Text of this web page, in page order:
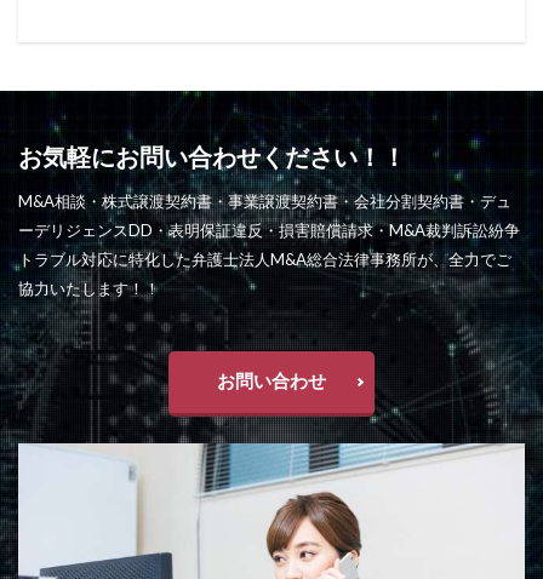
お気軽にお問い合わせください！！
M&A相談・株式譲渡契約書・事業譲渡契約書・会社分割契約書・デュ
ーデリジェンスDD・表明保証違反・損害賠償請求・M&A裁判訴訟紛争
トラブル対応に特化した弁護士法人M&A総合法律事務所が、全力でご
協力いたします！！
お問い合わせ